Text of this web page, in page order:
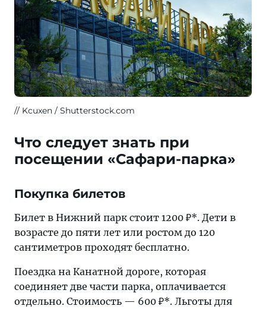
Kcuxen / Shutterstock.com
Что следует знать при
посещении «Сафари-парка»
Покупка билетов
Билет в Нижний парк стоит 1200 ₽*. Дети в
возрасте до пяти лет или ростом до 120
сантиметров проходят бесплатно.
Поездка на Канатной дороге, которая
соединяет две части парка, оплачивается
отдельно. Стоимость — 600 ₽*. Льготы для